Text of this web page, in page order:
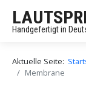
Handgefertigt in
Aktuelle Seite:
Membrane